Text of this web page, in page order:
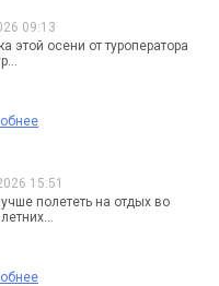
09:13
этой осени от туроператора
15:51
полететь на отдых во